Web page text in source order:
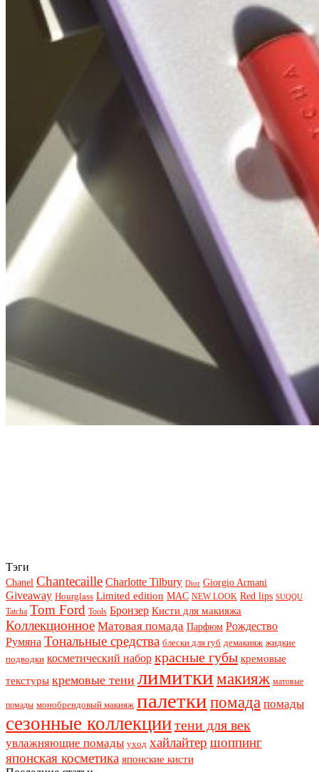
Тэги
Chanel Chantecaille Charlotte Tilbury Dior Giorgio Armani
Giveaway Hourglass Limited edition MAC NEW LOOK Red lips SUQQU
Tatcha Tom Ford Tools Бронзер Кисти для макияжа
Коллекционное Матовая помада Парфюм Рождество
Румяна Тональные средства блески для губ демакияж жидкие
подводки косметический набор красные губы кремовые
текстуры кремовые тени лимиткимакияж матовые
помады монобрендовый макияж палеткипомада помады
сезонные коллекциитени для век
увлажняющие помады уход хайлайтер шоппинг
японская косметика японские кисти